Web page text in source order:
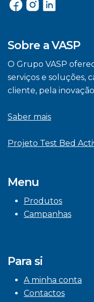
Sobre a VASP
O Grupo VASP
serviços e soluções,
cliente, pela
Saber mais
Projeto Test Bed
Menu
Produtos
Campanhas
Para si
A minha conta
Contactos